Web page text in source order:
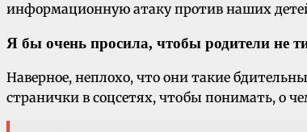
информационную атаку против наших
Я бы очень просила, чтобы родители не
Наверное, неплохо, что они такие
странички в соцсетях, чтобы понимать, о